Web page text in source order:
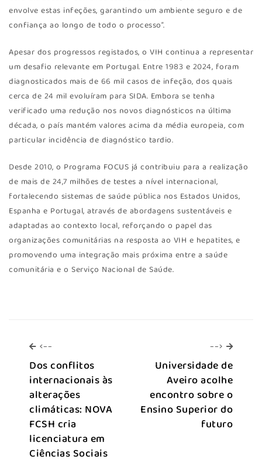
envolve estas infeções, garantindo um ambiente seguro e de
confiança ao longo de todo o processo”.
Apesar dos progressos registados, o VIH continua a representar
um desafio relevante em Portugal. Entre 1983 e 2024, foram
diagnosticados mais de 66 mil casos de infeção, dos quais
cerca de 24 mil evoluíram para SIDA. Embora se tenha
verificado uma redução nos novos diagnósticos na última
década, o país mantém valores acima da média europeia, com
particular incidência de diagnóstico tardio.
Desde 2010, o Programa FOCUS já contribuiu para a realização
de mais de 24,7 milhões de testes a nível internacional,
fortalecendo sistemas de saúde pública nos Estados Unidos,
Espanha e Portugal, através de abordagens sustentáveis e
adaptadas ao contexto local, reforçando o papel das
organizações comunitárias na resposta ao VIH e hepatites, e
promovendo uma integração mais próxima entre a saúde
comunitária e o Serviço Nacional de Saúde.
<--
Dos conflitos
internacionais às
alterações
climáticas: NOVA
FCSH cria
licenciatura em
Ciências Sociais
--> -->
Universidade de
Aveiro acolhe
encontro sobre o
Ensino Superior do
futuro